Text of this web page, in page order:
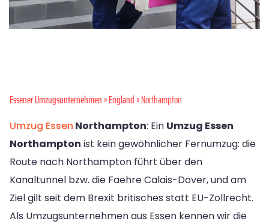
Essener Umzugsunternehmen»England» Northampton
Umzug Essen Northampton: Ein Umzug Essen
Northampton ist kein gewöhnlicher Fernumzug: die
Route nach Northampton führt über den
Kanaltunnel bzw. die Faehre Calais-Dover, und am
Ziel gilt seit dem Brexit britisches statt EU-Zollrecht.
Als Umzugsunternehmen aus Essen kennen wir die